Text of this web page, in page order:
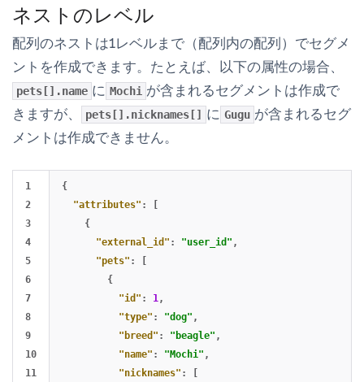
ネストのレベル
配列のネストは1レベルまで（配列内の配列）でセグメ
ントを作成できます。たとえば、以下の属性の場合、
pets[].name に Mochi が含まれるセグメントは作成で
きますが、
pets[].nicknames[] に Gugu が含まれるセグ
メントは作成できません。
1
2
3
4
5
6
7
8
9
10
11
{
"attributes" :
{
"external_id" : "user_id" ,
"pets" :
{
"id" : 1,
"type" : "dog" ,
"breed" : "beagle" ,
"name" : "Mochi" ,
"nicknames" :